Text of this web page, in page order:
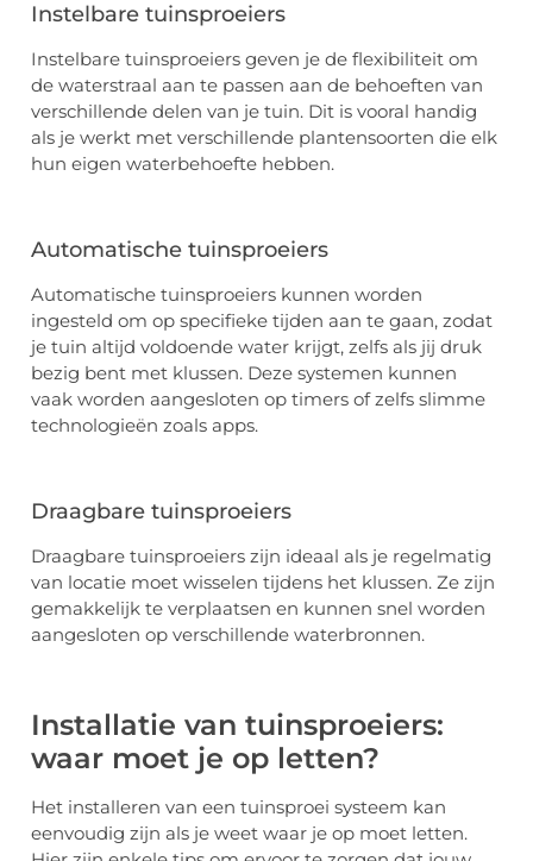
Instelbare tuinsproeiers
Instelbare tuinsproeiers geven je de flexibiliteit om
de waterstraal aan te passen aan de behoeften van
verschillende delen van je tuin. Dit is vooral handig
als je werkt met verschillende plantensoorten die elk
hun eigen waterbehoefte hebben.
Automatische tuinsproeiers
Automatische tuinsproeiers kunnen worden
ingesteld om op specifieke tijden aan te gaan, zodat
je tuin altijd voldoende water krijgt, zelfs als jij druk
bezig bent met klussen. Deze systemen kunnen
vaak worden aangesloten op timers of zelfs slimme
technologieën zoals apps.
Draagbare tuinsproeiers
Draagbare tuinsproeiers zijn ideaal als je regelmatig
van locatie moet wisselen tijdens het klussen. Ze zijn
gemakkelijk te verplaatsen en kunnen snel worden
aangesloten op verschillende waterbronnen.
Installatie van tuinsproeiers:
waar moet je op letten?
Het installeren van een tuinsproei systeem kan
eenvoudig zijn als je weet waar je op moet letten.